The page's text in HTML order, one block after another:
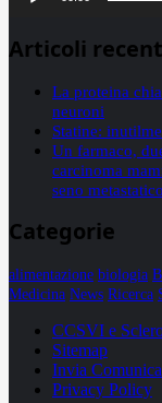
Articoli
La proteina
neuroni
Statine:
Un farmaco,
carcinoma
seno
Categorie
alimentazione biologia
Medicina News Ricerca
CCSVI e
Sitemap
Invia
Privacy Policy